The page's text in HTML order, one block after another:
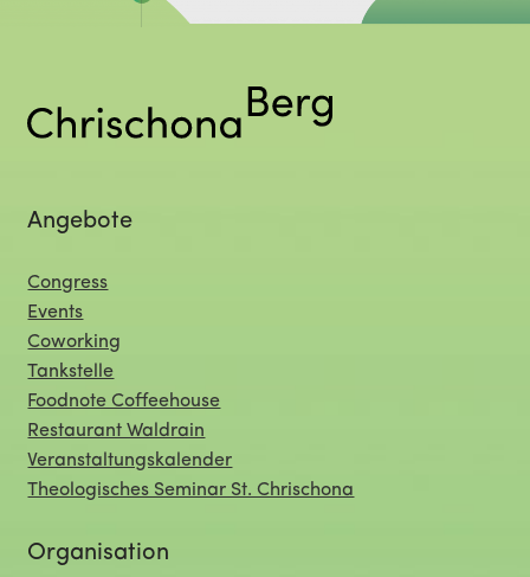
Angebote
Congress
Events
Coworking
Tankstelle
Foodnote Coffeehouse
Restaurant Waldrain
Veranstaltungskalender
Theologisches Seminar St. Chrischona
Organisation